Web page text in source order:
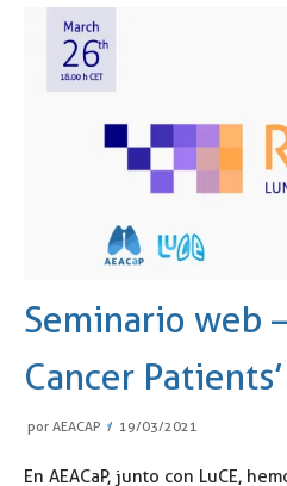
Seminario web
Cancer Patients’
por AEACAP 19/03/2021
En AEACaP, junto con LuCE,